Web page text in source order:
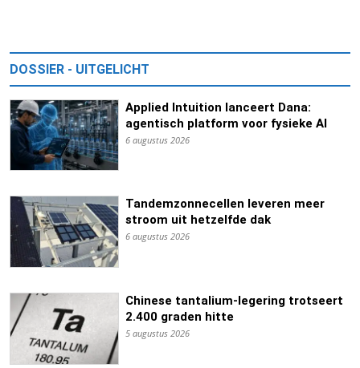
DOSSIER - UITGELICHT
Applied Intuition lanceert Dana:
agentisch platform voor fysieke AI
6 augustus 2026
Tandemzonnecellen leveren meer
stroom uit hetzelfde dak
6 augustus 2026
Chinese tantalium-legering trotseert
2.400 graden hitte
5 augustus 2026